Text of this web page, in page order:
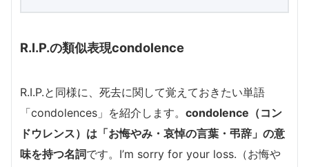
R.I.P.の類似表現condolence
R.I.P.と同様に、死去に関して覚えておきたい単語
「condolences」を紹介します。 condolence（コン
ドウレンス）は「お悔やみ・哀悼の言葉・弔辞」の意
味を持つ名詞です。I’m sorry for your loss.（お悔や